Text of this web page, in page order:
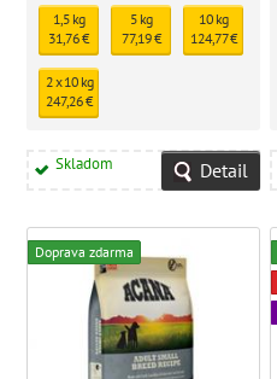
1,5 kg
31,76 €
5 kg
77,19 €
10 kg
124,77 €
2 x 10 kg
247,26 €
Skladom Detail
Doprava zdarma